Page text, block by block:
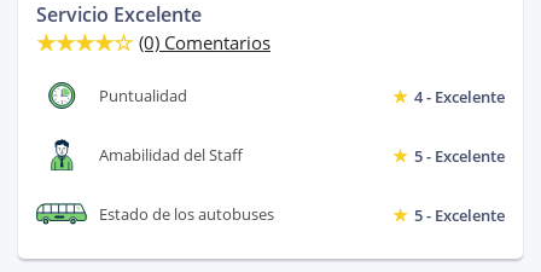
Servicio Excelente
(0) Comentarios
Puntualidad 4 - Excelente
Amabilidad del Staff 5 - Excelente
Estado de los autobuses 5 - Excelente